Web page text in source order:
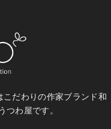
こだわりの作家ブランド和
つわ屋です。